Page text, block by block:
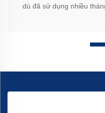
dù đã sử dụng nhiều